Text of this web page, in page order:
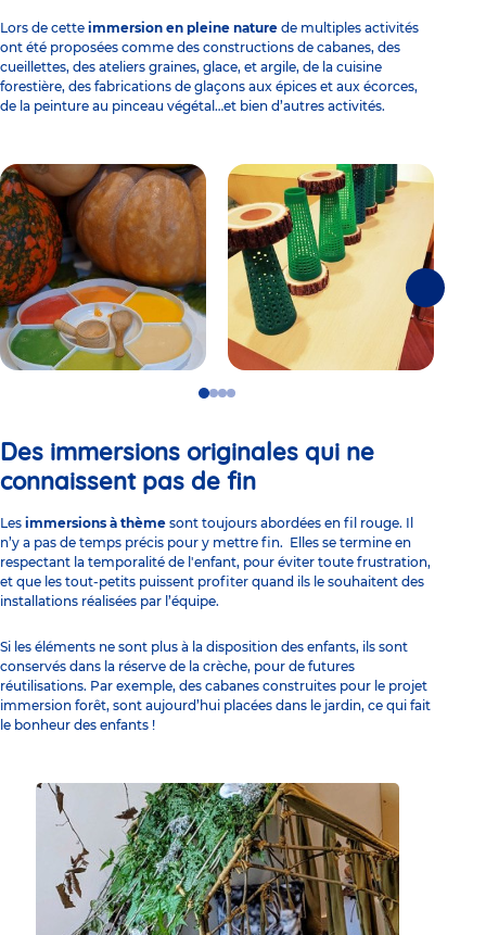
Lors de cette immersion en pleine nature de multiples activités
ont été proposées comme des constructions de cabanes, des
cueillettes, des ateliers graines, glace, et argile, de la cuisine
forestière, des fabrications de glaçons aux épices et aux écorces,
de la peinture au pinceau végétal…et bien d’autres activités.
Go
1
Go
2
Go
3
Go
4
Des immersions originales qui ne
connaissent pas de fin
Les immersions à thème sont toujours abordées en fil rouge. Il
n’y a pas de temps précis pour y mettre fin. Elles se termine en
respectant la temporalité de l'enfant, pour éviter toute frustration,
et que les tout-petits puissent profiter quand ils le souhaitent des
installations réalisées par l’équipe.
Si les éléments ne sont plus à la disposition des enfants, ils sont
conservés dans la réserve de la crèche, pour de futures
réutilisations. Par exemple, des cabanes construites pour le projet
immersion forêt, sont aujourd’hui placées dans le jardin, ce qui fait
le bonheur des enfants !